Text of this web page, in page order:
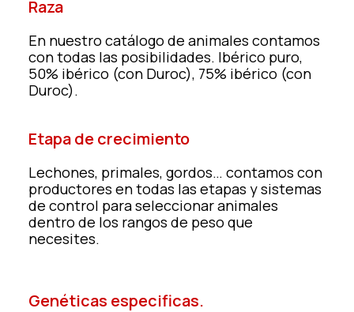
Raza
En nuestro catálogo de animales contamos
con todas las posibilidades. Ibérico puro,
50% ibérico (con Duroc), 75% ibérico (con
Duroc).
Etapa de crecimiento
Lechones, primales, gordos… contamos con
productores en todas las etapas y sistemas
de control para seleccionar animales
dentro de los rangos de peso que
necesites.
Genéticas especificas.